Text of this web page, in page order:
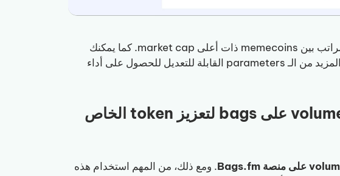
هو خيار لافت لكسر مقاومات السعر وتسلّق المراتب بين memecoins ذات أعلى market cap. كما يمكنك
استكشاف خيار “Advanced Bot” الذي يوفّر المزيد من الـ parameters القابلة للتعديل للحصول على أداء
هل من القانوني استخدام volume bot على bags لتعزيز token الخاص
. ومع ذلك، من المهم استخدام هذه